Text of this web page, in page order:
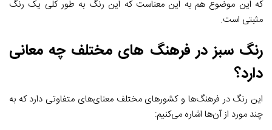
که این موضوع هم به این معناست که این رنگ به طور کلی یک رنگ
مثبتی است.
رنگ سبز در فرهنگ های مختلف چه معانی
دارد؟
این رنگ در فرهنگ‌ها و کشورهای مختلف معنای‌های متفاوتی دارد که به
چند مورد از آن‌ها اشاره می‌کنیم: